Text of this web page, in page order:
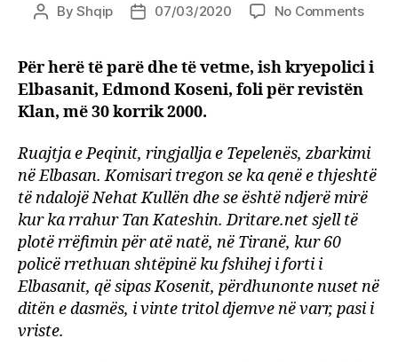
PostByShqip
Post07/03/2020 No Commentson
e
e
një
‘Van
Për herë të parë dhe të vetme, ish kryepolici i
Elbasanit, Edmond Koseni, foli për revistën
Klan, më 30 korrik 2000.
Ruajtja e Peqinit, ringjallja e Tepelenës, zbarkimi
në Elbasan. Komisari tregon se ka qenë e thjeshtë
të ndalojë Nehat Kullën dhe se është ndjerë mirë
kur ka rrahur Tan Kateshin. Dritare.net sjell të
plotë rrëfimin për atë natë, në Tiranë, kur 60
policë rrethuan shtëpinë ku fshihej i forti i
Elbasanit, që sipas Kosenit, përdhunonte nuset në
ditën e dasmës, i vinte tritol djemve në varr, pasi i
vriste.